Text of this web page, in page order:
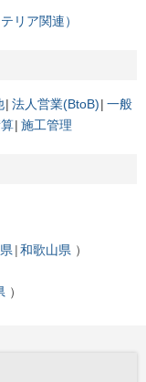
リア関連）
法人営業(BtoB) 一般
施工管理
和歌山県